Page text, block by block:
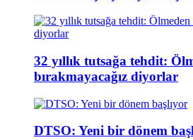
32 yıllık tutsağa tehdit:
bırakmayacağız diyorlar
DTSO: Yeni bir dönem